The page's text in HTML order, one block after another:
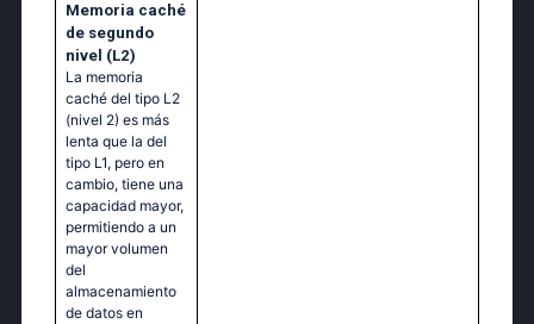
Memoria caché
de segundo
nivel (L2)
La memoria
caché del tipo L2
(nivel 2) es más
lenta que la del
tipo L1, pero en
cambio, tiene una
capacidad mayor,
permitiendo a un
mayor volumen
del
almacenamiento
de datos en